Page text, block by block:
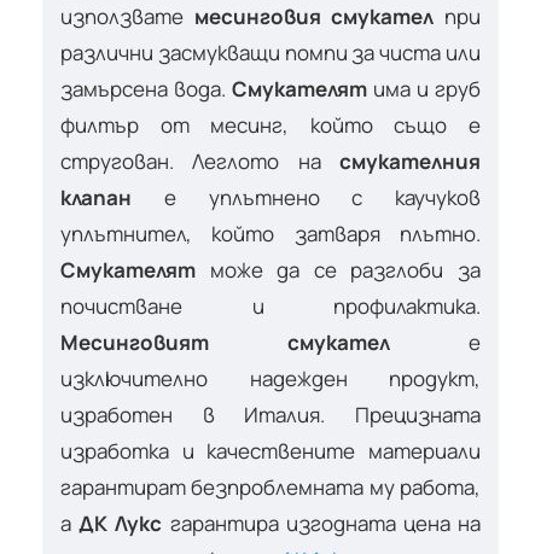
използвате месинговия смукател при
различни засмукващи помпи за чиста или
замърсена вода. Смукателят има и груб
филтър от месинг, който също е
стругован. Леглото на смукателния
клапан е уплътнено с каучуков
уплътнител, който затваря плътно.
Смукателят може да се разглоби за
почистване и профилактика.
Месинговият смукател е
изключително надежден продукт,
изработен в Италия. Прецизната
изработка и качествените материали
гарантират безпроблемната му работа,
аДК Лукс гарантира изгодната цена на